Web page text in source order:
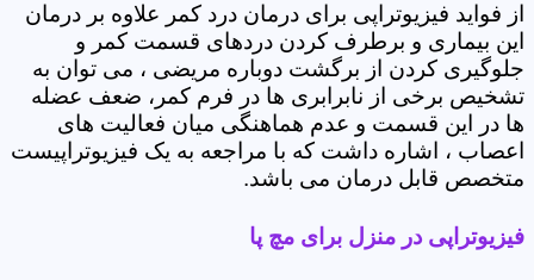
از فواید فیزیوتراپی برای درمان درد کمر علاوه بر درمان
این بیماری و برطرف کردن دردهای قسمت کمر و
جلوگیری کردن از برگشت دوباره مریضی ، می توان به
تشخیص برخی از نابرابری ها در فرم کمر، ضعف عضله
ها در این قسمت و عدم هماهنگی میان فعالیت های
اعصاب ، اشاره داشت که با مراجعه به یک فیزیوتراپیست
متخصص قابل درمان می باشد.
فیزیوتراپی در منزل برای مچ پا